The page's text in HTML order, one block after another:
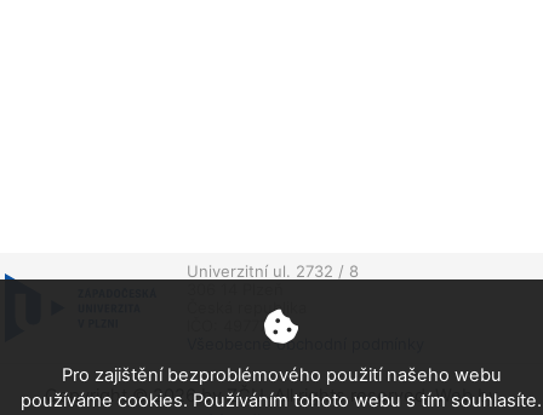
Univerzitní ul. 2732 / 8
Česká republika
IČO: 49777513
Všeobecné obchodní podmínky
Copyright © 2026 by ZČU. All rights reserved. Web by
Pro zajištění bezproblémového použití našeho webu
používáme cookies. Používáním tohoto webu s tím souhlasíte.